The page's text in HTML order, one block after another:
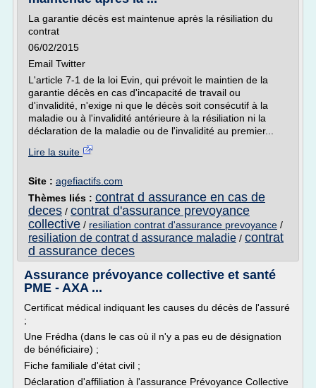
La garantie décès est maintenue après la résiliation du
contrat
06/02/2015
Email Twitter
L'article 7-1 de la loi Evin, qui prévoit le maintien de la
garantie décès en cas d'incapacité de travail ou
d'invalidité, n'exige ni que le décès soit consécutif à la
maladie ou à l'invalidité antérieure à la résiliation ni la
déclaration de la maladie ou de l'invalidité au premier...
Lire la suite
Site : agefiactifs.com
Thèmes liés : contrat d assurance en cas de
deces / contrat d'assurance prevoyance
collective / resiliation contrat d'assurance prevoyance /
resiliation de contrat d assurance maladie / contrat
d assurance deces
Assurance prévoyance collective et santé
PME - AXA ...
Certificat médical indiquant les causes du décès de l'assuré
;
Une Frédha (dans le cas où il n'y a pas eu de désignation
de bénéficiaire) ;
Fiche familiale d'état civil ;
Déclaration d'affiliation à l'assurance Prévoyance Collective